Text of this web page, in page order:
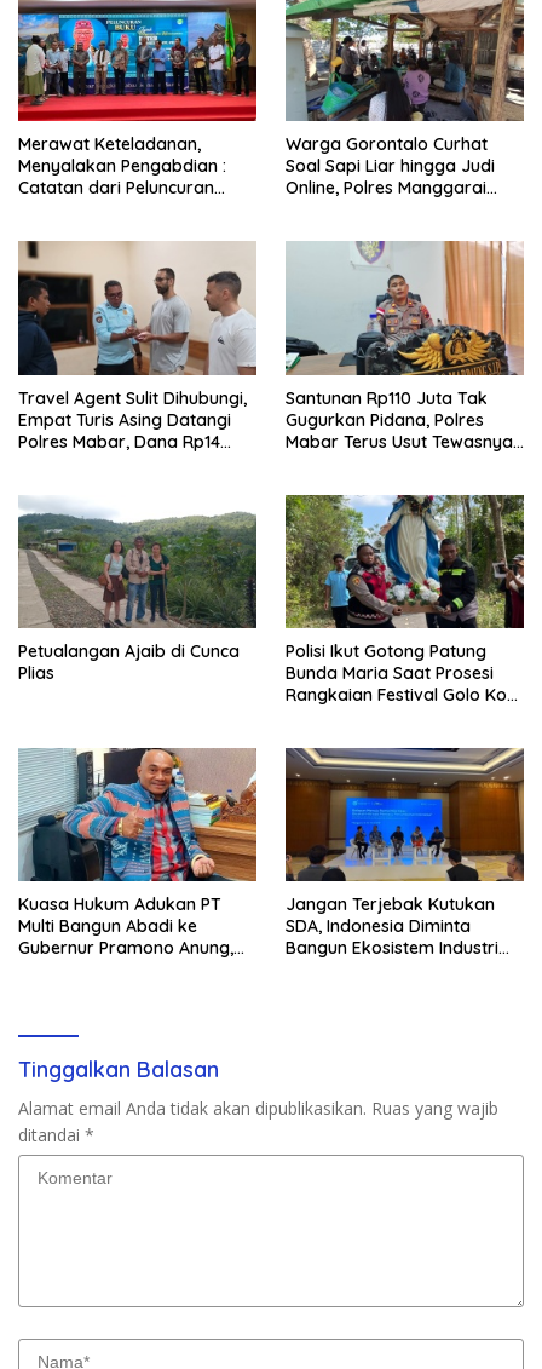
Merawat Keteladanan,
Menyalakan Pengabdian :
Catatan dari Peluncuran
Warga Gorontalo Curhat
Soal Sapi Liar hingga Judi
Online, Polres Manggarai
Travel Agent Sulit Dihubungi,
Empat Turis Asing Datangi
Polres Mabar, Dana Rp14
Santunan Rp110 Juta Tak
Gugurkan Pidana, Polres
Mabar Terus Usut Tewasnya
Petualangan Ajaib di Cunca
Plias
Polisi Ikut Gotong Patung
Bunda Maria Saat Prosesi
Rangkaian Festival Golo Koe
Kuasa Hukum Adukan PT
Multi Bangun Abadi ke
Gubernur Pramono Anung,
Jangan Terjebak Kutukan
SDA, Indonesia Diminta
Bangun Ekosistem Industri
Tinggalkan Balasan
Alamat email Anda tidak akan dipublikasikan. Ruas yang wajib
ditandai *